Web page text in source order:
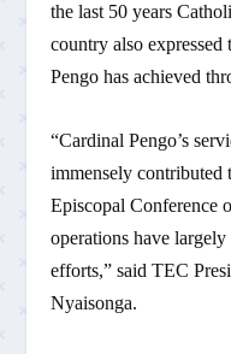
the last 50 years
country also
Pengo has achieved
“Cardinal Pengo’s
immensely contributed
Episcopal Conference
operations have
efforts,” said TEC
Nyaisonga.